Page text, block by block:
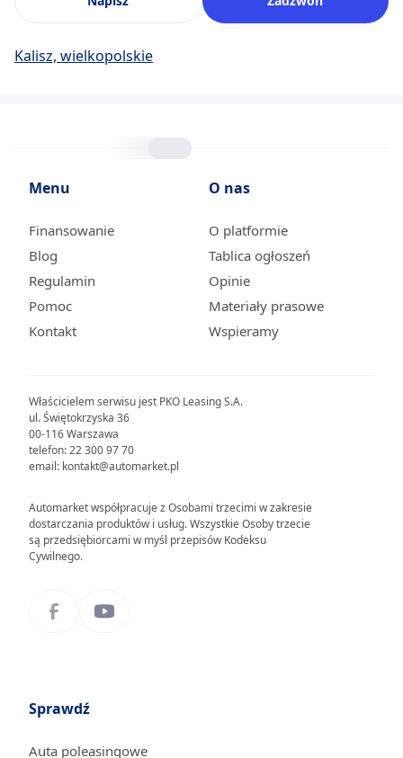
Kalisz, wielkopolskie
Właścicielem serwisu jest PKO Leasing S.A.
ul. Świętokrzyska 36
00-116 Warszawa
telefon: 22 300 97 70
email: kontakt@automarket.pl
Automarket współpracuje z Osobami trzecimi w zakresie
dostarczania produktów i usług. Wszystkie Osoby trzecie
są przedsiębiorcami w myśl przepisów Kodeksu
Cywilnego.
Menu
Finansowanie
Blog
Regulamin
Pomoc
Kontakt
O nas
O platformie
Tablica ogłoszeń
Opinie
Materiały prasowe
Wspieramy
Sprawdź
Auta poleasingowe